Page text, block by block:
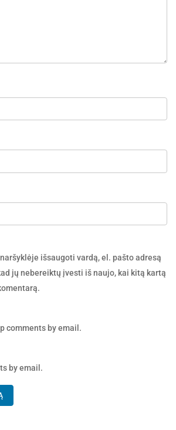
išsaugoti vardą, el. pašto adresą
jų nebereiktų įvesti iš naujo, kai kitą kartą
comments by email.
by email.